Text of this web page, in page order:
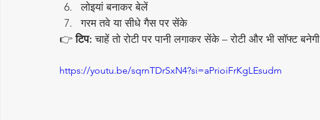
लोइयां बनाकर बेलें
गरम तवे या सीधे गैस पर सेंके
👉 टिप: चाहें तो रोटी पर पानी लगाकर सेंके – रोटी और भी सॉफ्ट बनेगी
https://youtu.be/sqrnTDrSxN4?si=aPrioiFrKgLEsudm